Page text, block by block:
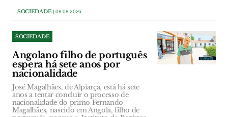
SOCIEDADE| 08-08-2026
SOCIEDADE
Angolano filho de português
espera há sete anos por
nacionalidade
José Magalhães, de Alpiarça, está há sete
anos a tentar concluir o processo de
nacionalidade do primo Fernando
Magalhães, nascido em Angola, filho de